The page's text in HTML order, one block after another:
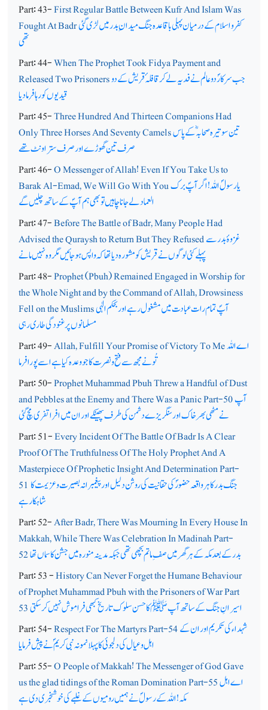
Part: 43-First Regular Battle Between Kufr And Islam Was
Fought At Badrکفر و اسلام کے درمیان پہلی باقاعدہ جنگ میدان ِ بدر میں لڑی گئی
تھی
Part: 44-When The Prophet Took Fidya Payment and
Released Two Prisonersجب سرکارؐ دوعالم نے فدیہ لے کر قافلہ ٔ قریش کے دو
قیدیوں کو رہا فرما دیا
Part: 45-Three Hundred And Thirteen Companions Had
Only Three Horses And Seventy Camelsتین سو تیرہ صحابہ ؓکے پاس
صرف تین گھوڑے اور صرف ستر اونٹ تھے
Part: 46-O Messenger of Allah! Even If You Take Us to
Barak Al-Emad, We Will Go With Youیارسولؐ اللہ ! اگر آپؐ برک
العماد لے جانا چاہیں تو بھی ہم آپؐ کے ساتھ چلیں گے
Part: 47-Before The Battle of Badr, Many People Had
Advised the Quraysh to Return But They Refusedغزوۂ بدر سے
پہلے کئی لوگوں نے قریش کو مشورہ دیا تھا کہ واپس ہوجائیں مگر وہ نہیں مانے
Part: 48-Prophet (Pbuh) Remained Engaged in Worship for
the Whole Night and by the Command of Allah, Drowsiness
Fell on the Muslimsآپؐ تمام رات عبادت میں مشغول رہے اور بحکم الٰہی
مسلمانوں پر غنودگی طاری رہی
Part: 49-Allah, Fulfill Your Promise of Victory To Meاے اللہ
تُونے مجھ سے فتح و نصرت کا جو وعدہ کیا ہے اسے پورا فرما
Part: 50-Prophet Muhammad Pbuh Threw a Handful of Dust
and Pebbles at the Enemy and There Was a Panic Part-50آپ
نے مٹھی بھر خاک اور سنگریزے دشمن کی طرف پھینکے اور ان میں افراتفری مچ گئی
Part: 51-Every Incident Of The Battle Of Badr Is A Clear
Proof Of The Truthfulness Of The Holy Prophet And A
Masterpiece Of Prophetic Insight And Determination Part-
51 جنگ بدر کا ہر واقعہ حضورؐ کی حقانیت کی روشن دلیل اور پیغمبرانہ بصیرت و عزیمت کا
شاہکار ہے
Part: 52-After Badr, There Was Mourning In Every House In
Makkah, While There Was Celebration In Madinah Part-
52بدر کے بعد مکہ کے ہر گھرمیں صف ِ ماتم بچھی تھی جبکہ مدینہ منورہ میں جشن کا سماں تھا
Part: 53 -History Can Never Forget the Humane Behaviour
of Prophet Muhammad Pbuh with the Prisoners of War Part
53اسیرانِ جنگ کے ساتھ آپ ﷺ کا حسن سلوک تاریخ کبھی فراموش نہیں کرسکتی
Part: 54-Respect For The Martyrs Part-54شہداء کی تکریم اور ان کے
اہل و عیال کی دلجوئی کا پہلا نمونہ نبی کریمؐ نے پیش فرمایا
Part: 55-O People of Makkah! The Messenger of God Gave
us the glad tidings of the Roman Domination Part-55اے اہل
مکہ! اللہ کے رسولؐ نے ہمیں رومیوں کے غلبے کی خوشخبری دی ہے